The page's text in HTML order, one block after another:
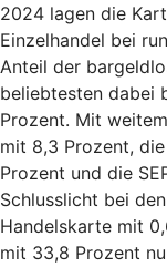
2024 lagen die
Einzelhandel bei
Anteil der
beliebtesten dabei
Prozent. Mit
mit 8,3 Prozent,
Prozent und die
Schlusslicht bei
Handelskarte mit
mit 33,8 Prozent